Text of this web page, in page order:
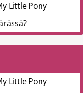
Little Pony
Little Pony